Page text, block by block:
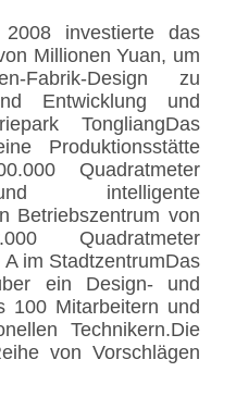
investierte das
Millionen Yuan, um
Fabrik-Design zu
Entwicklung und
TongliangDas
Produktionsstätte
Quadratmeter
intelligente
Betriebszentrum von
Quadratmeter
im StadtzentrumDas
ein Design- und
100 Mitarbeitern und
Technikern.Die
von Vorschlägen